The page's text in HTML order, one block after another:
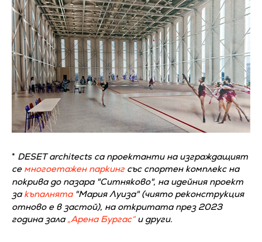
* DESET architects са проектанти на изграждащият
се многоетажен паркинг със спортен комплекс на
покрива до пазара "Ситняково", на идейния проект
за къпалнята"Мария Луиза" (чиято реконструкция
отново е в застой), на откритата през 2023
година зала „Арена Бургас“и други.